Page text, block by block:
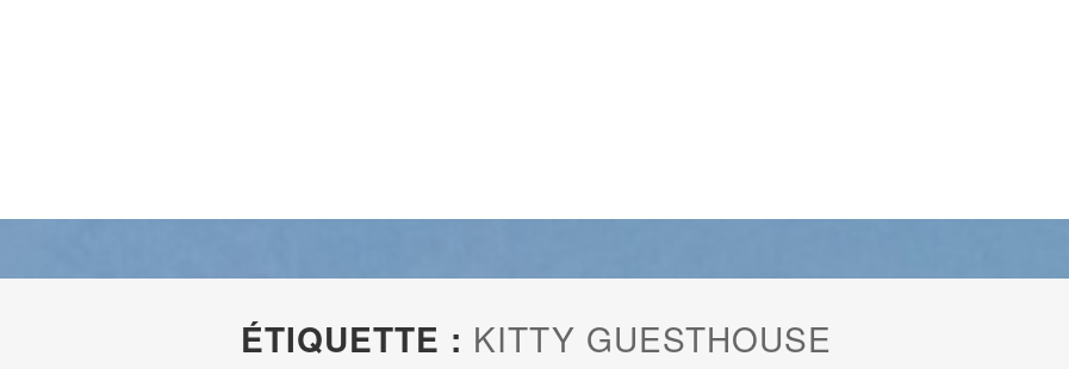
ÉTIQUETTE : KITTY GUESTHOUSE